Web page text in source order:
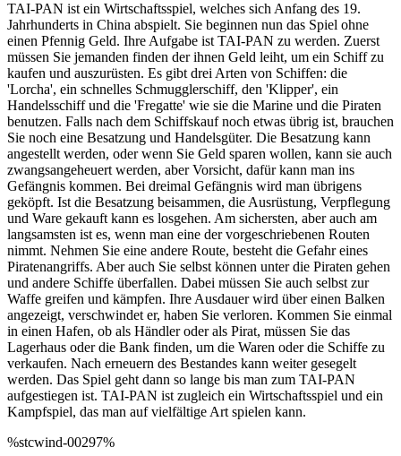
TAI-PAN ist ein Wirtschaftsspiel, welches sich Anfang des 19.
Jahrhunderts in China abspielt. Sie beginnen nun das Spiel ohne
einen Pfennig Geld. Ihre Aufgabe ist TAI-PAN zu werden. Zuerst
müssen Sie jemanden finden der ihnen Geld leiht, um ein Schiff zu
kaufen und auszurüsten. Es gibt drei Arten von Schiffen: die
'Lorcha', ein schnelles Schmugglerschiff, den 'Klipper', ein
Handelsschiff und die 'Fregatte' wie sie die Marine und die Piraten
benutzen. Falls nach dem Schiffskauf noch etwas übrig ist, brauchen
Sie noch eine Besatzung und Handelsgüter. Die Besatzung kann
angestellt werden, oder wenn Sie Geld sparen wollen, kann sie auch
zwangsangeheuert werden, aber Vorsicht, dafür kann man ins
Gefängnis kommen. Bei dreimal Gefängnis wird man übrigens
geköpft. Ist die Besatzung beisammen, die Ausrüstung, Verpflegung
und Ware gekauft kann es losgehen. Am sichersten, aber auch am
langsamsten ist es, wenn man eine der vorgeschriebenen Routen
nimmt. Nehmen Sie eine andere Route, besteht die Gefahr eines
Piratenangriffs. Aber auch Sie selbst können unter die Piraten gehen
und andere Schiffe überfallen. Dabei müssen Sie auch selbst zur
Waffe greifen und kämpfen. Ihre Ausdauer wird über einen Balken
angezeigt, verschwindet er, haben Sie verloren. Kommen Sie einmal
in einen Hafen, ob als Händler oder als Pirat, müssen Sie das
Lagerhaus oder die Bank finden, um die Waren oder die Schiffe zu
verkaufen. Nach erneuern des Bestandes kann weiter gesegelt
werden. Das Spiel geht dann so lange bis man zum TAI-PAN
aufgestiegen ist. TAI-PAN ist zugleich ein Wirtschaftsspiel und ein
Kampfspiel, das man auf vielfältige Art spielen kann.
%stcwind-00297%